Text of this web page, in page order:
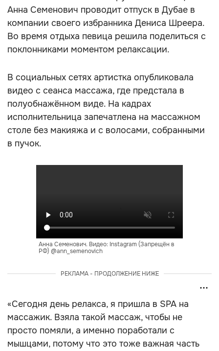
Анна Семенович проводит отпуск в Дубае в
компании своего избранника Дениса Шреера.
Во время отдыха певица решила поделиться с
поклонниками моментом релаксации.
В социальных сетях артистка опубликовала
видео с сеанса массажа, где предстала в
полуобнажённом виде. На кадрах
исполнительница запечатлена на массажном
столе без макияжа и с волосами, собранными
в пучок.
Анна Семенович. Видео: Instagram (Запрещён в
РФ) @ann_semenovich
РЕКЛАМА - ПРОДОЛЖЕНИЕ НИЖЕ
«Сегодня день релакса, я пришла в SPA на
массажик. Взяла такой массаж, чтобы не
просто помяли, а именно поработали с
мышцами, потому что это тоже важная часть